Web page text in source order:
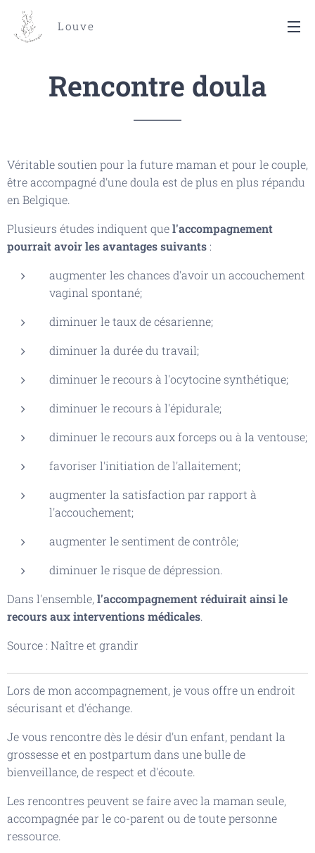
Louve
Rencontre doula
Véritable soutien pour la future maman et pour le couple,
être accompagné d'une doula est de plus en plus répandu
en Belgique.
Plusieurs études indiquent quel'accompagnement
pourrait avoir les avantages suivants :
augmenter les chances d'avoir un accouchement
vaginal spontané;
diminuer le taux de césarienne;
diminuer la durée du travail;
diminuer le recours à l'ocytocine synthétique;
diminuer le recours à l'épidurale;
diminuer le recours aux forceps ou à la ventouse;
favoriser l'initiation de l'allaitement;
augmenter la satisfaction par rapport à
l'accouchement;
augmenter le sentiment de contrôle;
diminuer le risque de dépression.
Dans l'ensemble, l'accompagnement réduirait ainsi le
recours aux interventions médicales.
Source : Naître et grandir
Lors de mon accompagnement, je vous offre un endroit
sécurisant et d'échange.
Je vous rencontre dès le désir d'un enfant, pendant la
grossesse et en postpartum dans une bulle de
bienveillance, de respect et d'écoute.
Les rencontres peuvent se faire avec la maman seule,
accompagnée par le co-parent ou de toute personne
ressource.